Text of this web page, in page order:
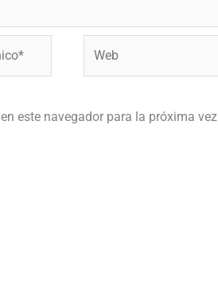
este navegador para la próxima vez